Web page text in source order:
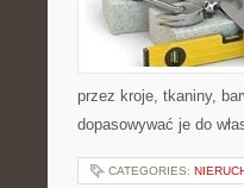
przez kroje, tkaniny,
dopasowywać je do
CATEGORIES: